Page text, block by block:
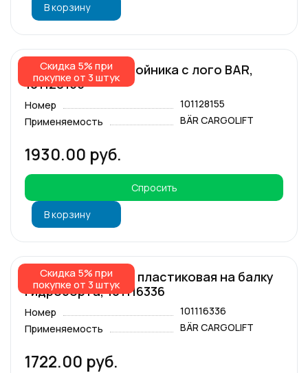
В корзину
Скидка 5% при
покупке от 3 штук
Заглушка для отбойника с лого BAR,
101128155
Номер
101128155
Применяемость
BÄR CARGOLIFT
1930.00 руб.
Спросить
В корзину
Скидка 5% при
покупке от 3 штук
Защитная крышка пластиковая на балку
гидроборта, 101116336
Номер
101116336
Применяемость
BÄR CARGOLIFT
1722.00 руб.